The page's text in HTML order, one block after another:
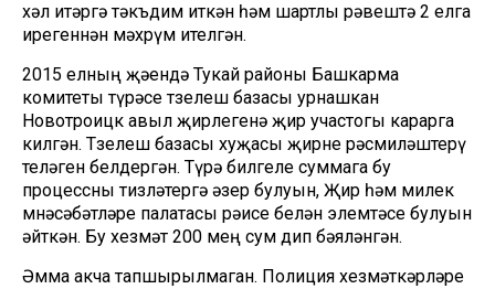
хәл итәргә тәкъдим иткән һәм шартлы рәвештә 2 елга
ирегеннән мәхрүм ителгән.
2015 елның җәендә Тукай районы Башкарма
комитеты түрәсе төзелеш базасы урнашкан
Новотроицк авыл җирлегенә җир участогы карарга
килгән. Төзелеш базасы хуҗасы җирне рәсмиләштерү
теләген белдергән. Түрә билгеле суммага бу
процессны тизләтергә әзер булуын, Җир һәм милек
мөнәсәбәтләре палатасы рәисе белән элемтәсе булуын
әйткән. Бу хезмәт 200 мең сум дип бәяләнгән.
Әмма акча тапшырылмаган. Полиция хезмәткәрләре